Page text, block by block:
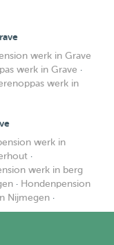
werk in Grave
werk in Grave ·
werk in
werk in
·
werk in berg
· Hondenpension
Nijmegen ·